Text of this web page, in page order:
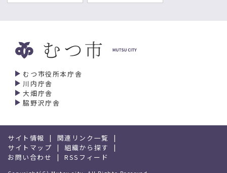
むつ市役所本庁舎
川内庁舎
大畑庁舎
脇野沢庁舎
サイト情報
関連リンク一覧
サイトマップ
組織から探す
お問い合わせ
RSSフィード